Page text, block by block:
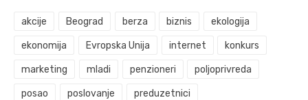
akcije Beograd berza biznis ekologija
ekonomija Evropska Unija internet konkurs
marketing mladi penzioneri poljoprivreda
posao poslovanje preduzetnici